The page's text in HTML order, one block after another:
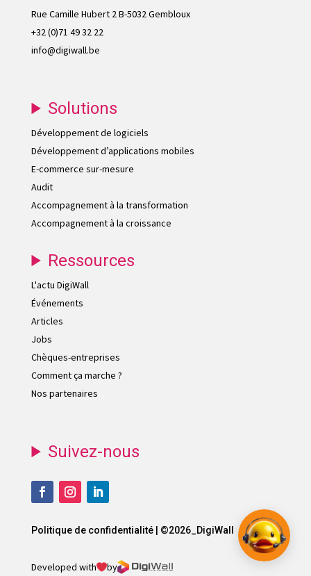
Rue Camille Hubert 2 B-5032 Gembloux
+32 (0)71 49 32 22
info@digiwall.be
Solutions
Développement de logiciels
Développement d’applications mobiles
E-commerce sur-mesure
Audit
Accompagnement à la transformation
Accompagnement à la croissance
Ressources
L'actu DigiWall
Événements
Articles
Jobs
Chèques-entreprises
Comment ça marche ?
Nos partenaires
Suivez-nous
Politique de confidentialité| ©2026_DigiWall
Developed with by